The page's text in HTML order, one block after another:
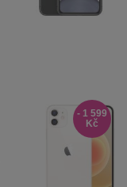
- 1 599
Kč